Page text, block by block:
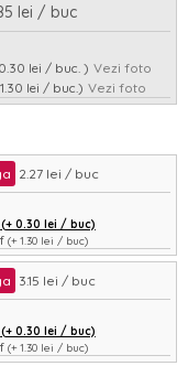
lei / buc
lei / buc. ) Vezi foto
lei / buc.) Vezi foto
(+ 0.35 lei / buc.)
2.27 lei / buc
(+ 0.30 lei / buc)
(+ 1.30 lei / buc)
0.35 lei / buc)
3.15 lei / buc
(+ 0.30 lei / buc)
(+ 1.30 lei / buc)
0.35 lei / buc)